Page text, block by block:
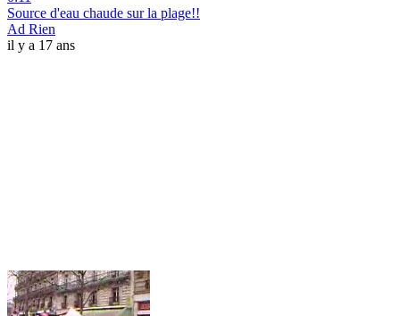
Source d'eau chaude sur la plage!!
Ad Rien
il y a 17 ans